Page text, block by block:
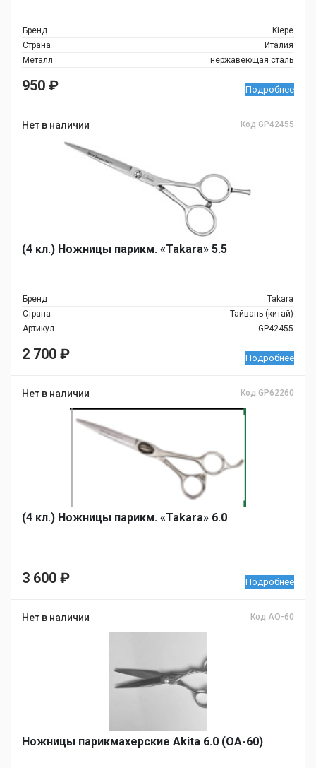
Бренд
Kiepe
Страна
Италия
Металл
нержавеющая сталь
950 ₽ Подробнее
Нет в наличии Код GP42455
(4 кл.) Ножницы парикм. «Takara» 5.5
Бренд
Takara
Страна
Тайвань (китай)
Артикул
GP42455
2 700 ₽ Подробнее
Нет в наличии Код GP62260
(4 кл.) Ножницы парикм. «Takara» 6.0
3 600 ₽ Подробнее
Нет в наличии Код AO-60
Ножницы парикмахерские Akita 6.0 (OA-60)